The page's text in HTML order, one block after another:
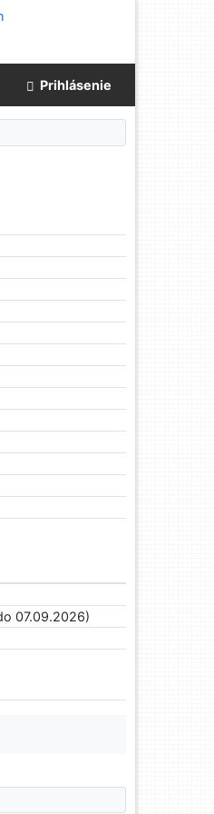
Prihlásenie
07.09.2026)